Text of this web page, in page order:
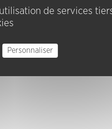
de services
Personnaliser